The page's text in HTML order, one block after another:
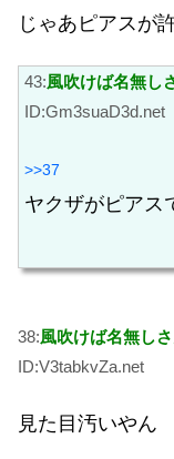
じゃあピアスが
43:風吹けば名無し
ID:Gm3suaD3d.net
>>37
ヤクザがピアス
38:風吹けば名無し
ID:V3tabkvZa.net
見た目汚いやん